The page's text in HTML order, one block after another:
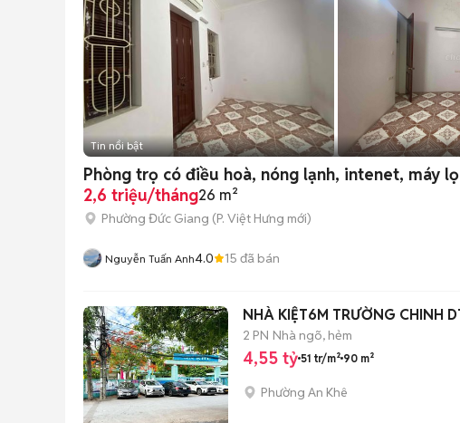
Tin nổi bật
Phòng trọ có điều hoà, nóng lạnh, intenet, máy
2,6 triệu/tháng26 m²
Phường Đức Giang (P. Việt Hưng mới)
Nguyễn Tuấn Anh4.0 15 đã bán
NHÀ KIỆT6M TRƯỜNG CHINH
2 PN Nhà ngõ, hẻm
4,55 tỷ 51 tr/m² 90 m²
Phường An Khê